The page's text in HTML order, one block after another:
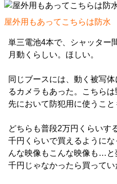
屋外用もあってこちらは防水
単三電池4本で、シャッター
月動くらしい。ほしい。
同じブースには、動く被写
るカメラもあった。こちら
先において防犯用に使うこと
どちらも普段2万円くらいす
千円くらいで買えるように
んな映像もこんな映像も…
千円じゃなかったら買ってい